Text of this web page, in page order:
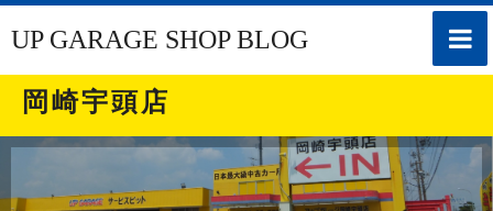
toggle
UP GARAGE SHOP BLOG
岡崎宇頭店